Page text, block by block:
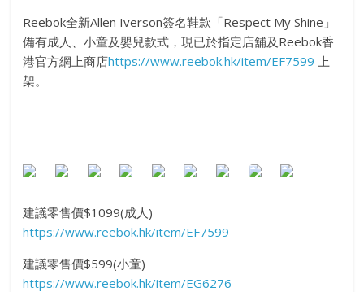
Reebok全新Allen Iverson簽名鞋款「Respect My Shine」
備有成人、小童及嬰兒款式，現已於指定店舖及Reebok香
港官方網上商店https://www.reebok.hk/item/EF7599上
架。
建議零售價$1099(成人)
https://www.reebok.hk/item/EF7599
建議零售價$599(小童)
https://www.reebok.hk/item/EG6276